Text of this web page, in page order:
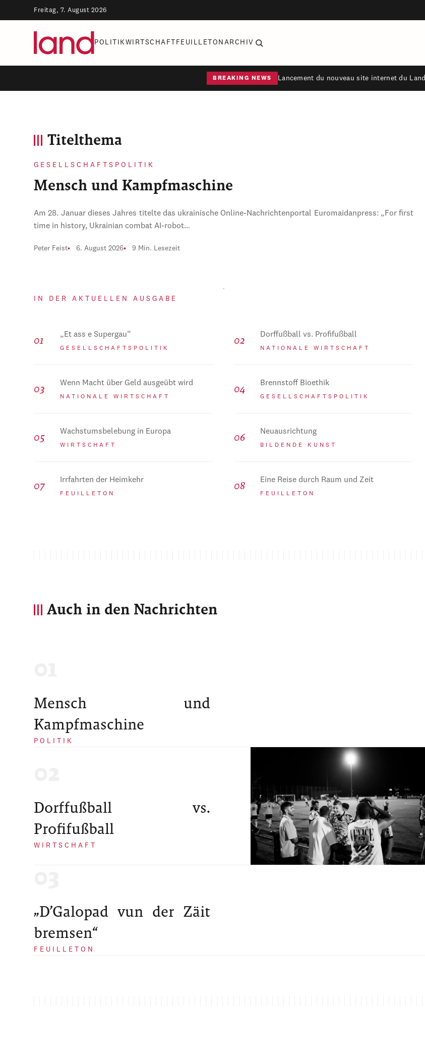
Freitag, 7. August 2026
POLITIKWIRTSCHAFT FEUILLETON ARCHIV
BREAKING NEWS Lancement du nouveau site internet du Land
Titelthema
GESELLSCHAFTSPOLITIK
Mensch und Kampfmaschine
Am 28. Januar dieses Jahres titelte das ukrainische Online-Nachrichtenportal Euromaidanpress: „For first
time in history, Ukrainian combat AI-robot…
Peter Feist 6. August 2026 9 Min. Lesezeit
IN DER AKTUELLEN AUSGABE
„Et ass e Supergau“
GESELLSCHAFTSPOLITIK
Dorffußball vs. Profifußball
NATIONALE WIRTSCHAFT
Wenn Macht über Geld ausgeübt wird
NATIONALE WIRTSCHAFT
Brennstoff Bioethik
GESELLSCHAFTSPOLITIK
Wachstumsbelebung in Europa
WIRTSCHAFT
Neuausrichtung
BILDENDE KUNST
Irrfahrten der Heimkehr
FEUILLETON
Eine Reise durch Raum und Zeit
FEUILLETON
Auch in den Nachrichten
Mensch und
Kampfmaschine
POLITIK
Dorffußball vs.
Profifußball
WIRTSCHAFT
„D’Galopad vun der Zäit
bremsen“
FEUILLETON